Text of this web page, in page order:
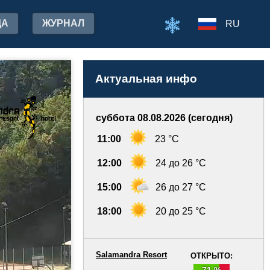
ЖУРНАЛ RU
Актуальная инфо
суббота 08.08.2026 (сегодня)
11:00 23 °C
12:00 24 до 26 °C
15:00 26 до 27 °C
18:00 20 до 25 °C
ОТКРЫТО:
Salamandra Resort